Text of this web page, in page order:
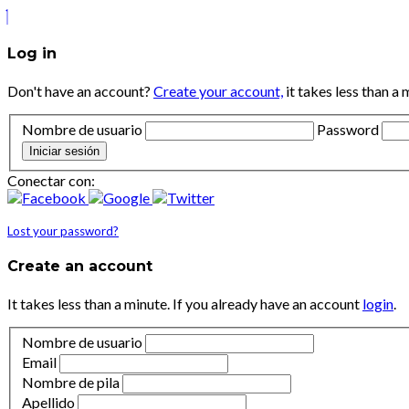
Log in
Don't have an account? Create your account, it takes less than a
Nombre de usuario Password
Iniciar sesión
Conectar con:
Lost your password?
Create an account
It takes less than a minute. If you already have an account login
Nombre de usuario
Email
Nombre de pila
Apellido